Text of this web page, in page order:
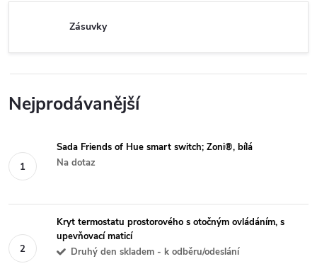
Zásuvky
Nejprodávanější
Sada Friends of Hue smart switch; Zoni®, bílá
Na dotaz
Kryt termostatu prostorového s otočným ovládáním, s
upevňovací maticí
Druhý den skladem - k odběru/odeslání